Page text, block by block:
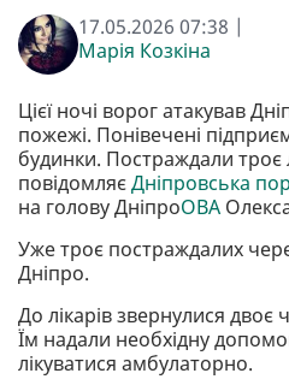
17.05.2026 07:38 |
Марія Козкіна
Цієї ночі ворог атакував
пожежі. Понівечені
будинки. Постраждали
повідомляєДніпровська
на голову ДніпроОВА
Уже троє постраждалих
Дніпро.
До лікарів звернулися двоє
Їм надали необхідну
лікуватися амбулаторно.